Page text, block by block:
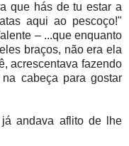
que hás de tu estar a
aqui ao pescoço!"
– ...que enquanto
braços, não era ela
acrescentava fazendo
cabeça para gostar
andava aflito de lhe